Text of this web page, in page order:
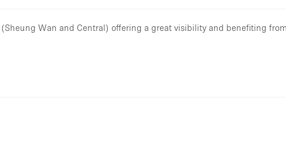
Wan and Central) offering a great visibility and benefiting